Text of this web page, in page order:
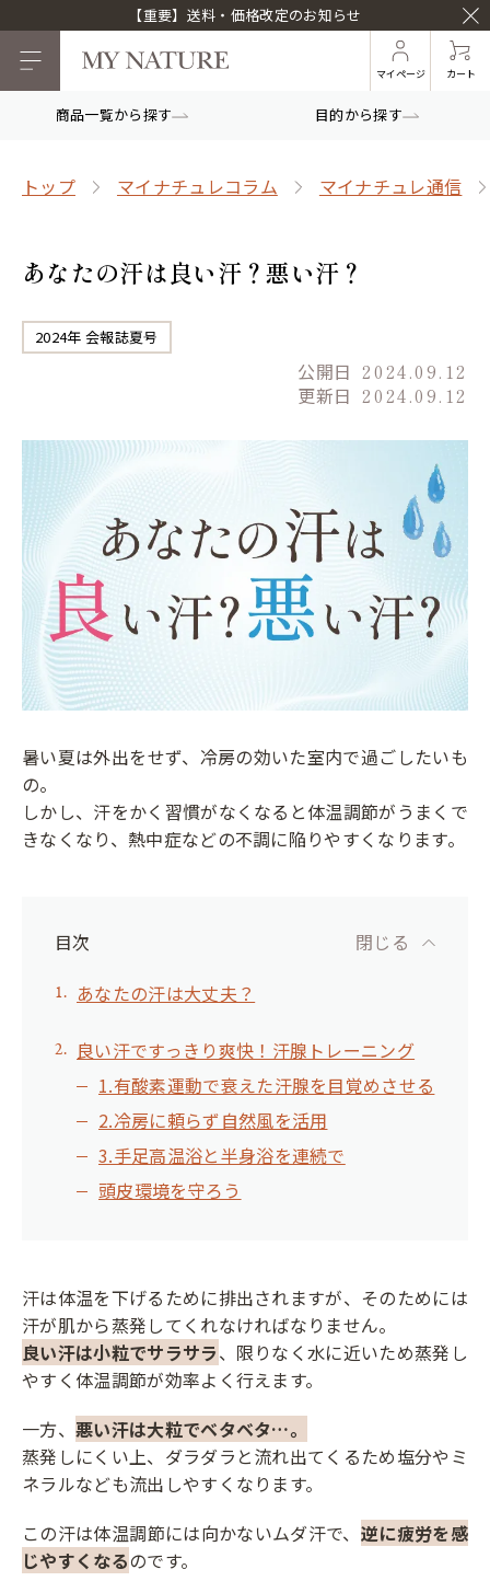
【重要】送料・価格改定のお知らせ
マイページ カート
商品一覧から探す 目的から探す
トップ マイナチュレコラム マイナチュレ通信
あなたの汗は良い汗？悪い汗？
2024年 会報誌夏号
公開日 2024.09.12
更新日 2024.09.12
暑い夏は外出をせず、冷房の効いた室内で過ごしたいも
の。
しかし、汗をかく習慣がなくなると体温調節がうまくで
きなくなり、熱中症などの不調に陥りやすくなります。
目次
あなたの汗は大丈夫？
良い汗ですっきり爽快！汗腺トレーニング
1.有酸素運動で衰えた汗腺を目覚めさせる
2.冷房に頼らず自然風を活用
3.手足高温浴と半身浴を連続で
頭皮環境を守ろう
閉じる
汗は体温を下げるために排出されますが、そのためには
汗が肌から蒸発してくれなければなりません。
良い汗は小粒でサラサラ、限りなく水に近いため蒸発し
やすく体温調節が効率よく行えます。
一方、 悪い汗は大粒でベタベタ…。
蒸発しにくい上、ダラダラと流れ出てくるため塩分やミ
ネラルなども流出しやすくなります。
この汗は体温調節には向かないムダ汗で、 逆に疲労を感
じやすくなるのです。